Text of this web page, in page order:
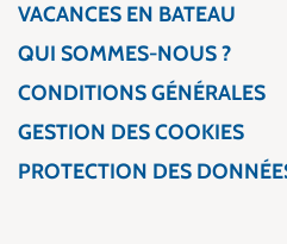
VACANCES EN BATEAU
QUI SOMMES-NOUS ?
CONDITIONS GÉNÉRALES
GESTION DES COOKIES
PROTECTION DES